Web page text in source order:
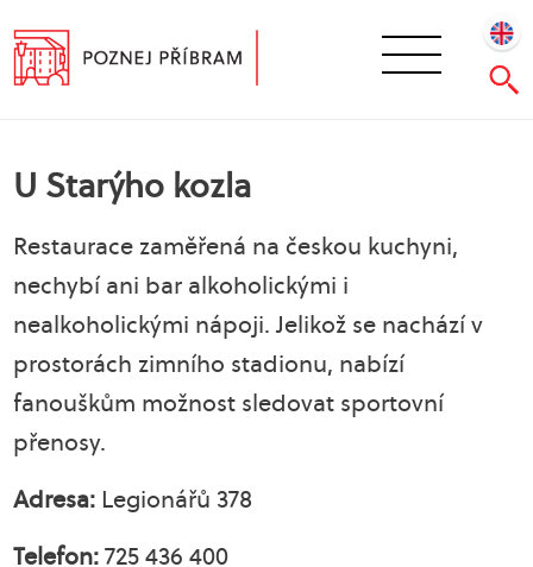
U Starýho kozla
Restaurace zaměřená na českou kuchyni,
nechybí ani bar alkoholickými i
nealkoholickými nápoji. Jelikož se nachází v
prostorách zimního stadionu, nabízí
fanouškům možnost sledovat sportovní
přenosy.
Adresa: Legionářů 378
Telefon:725 436 400